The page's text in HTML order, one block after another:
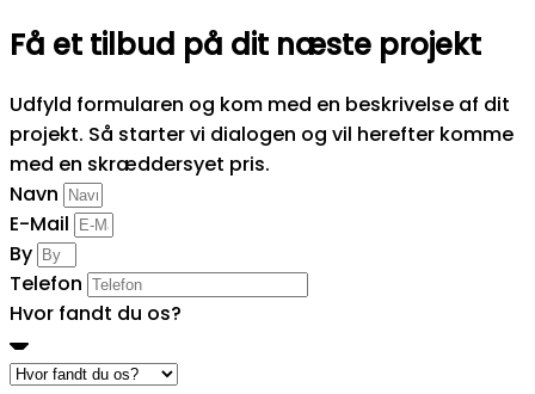
Få et tilbud på dit næste projekt
Udfyld formularen og kom med en beskrivelse af dit
projekt. Så starter vi dialogen og vil herefter komme
med en skræddersyet pris.
Navn
E-Mail
By
Telefon
Hvor fandt du os?